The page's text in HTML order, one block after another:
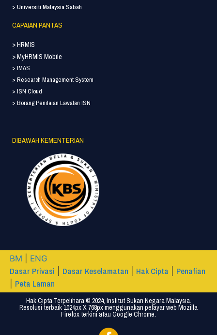
> Universiti Malaysia Sabah
CAPAIAN PANTAS
> HRMIS
> MyHRMIS Mobile
> IMAS
> Research Management System
> ISN Cloud
> Borang Penilaian Lawatan ISN
DIBAWAH KEMENTERIAN
BM ENG
Dasar Privasi Dasar Keselamatan Hak Cipta Penafian
Peta Laman
Hak Cipta Terpelihara © 2024, Institut Sukan Negara Malaysia.
Resolusi terbaik 1024px X 768px menggunakan pelayar web Mozilla
Firefox terkini atau Google Chrome.